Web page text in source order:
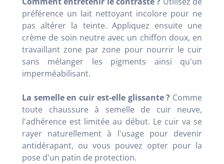
préférence un lait nettoyant incolore pour ne
pas altérer la teinte. Appliquez ensuite une
crème de soin neutre avec un chiffon doux, en
travaillant zone par zone pour nourrir le cuir
sans mélanger les pigments ainsi qu'un
imperméabilisant.
La semelle en cuir est-elle glissante ? Comme
toute chaussure à semelle de cuir neuve,
l'adhérence est limitée au début. Le cuir va se
rayer naturellement à l'usage pour devenir
antidérapant, ou vous pouvez opter pour la
pose d'un patin de protection.